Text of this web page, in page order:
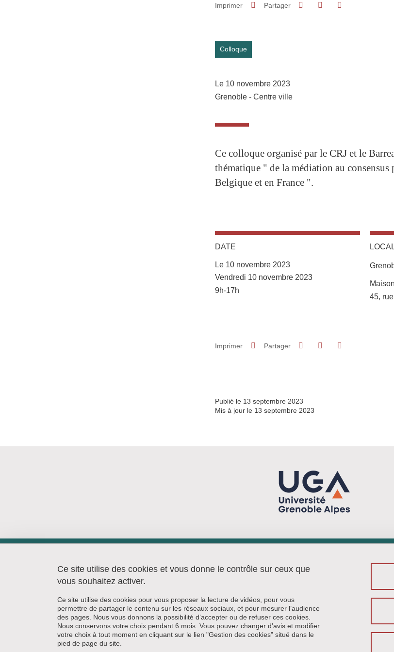
Imprimer Partager Partager sur Facebook
Partager sur LinkedIn
Colloque
Le 10 novembre 2023
Grenoble - Centre ville
Ce colloque organisé par le CRJ et le
thématique " de la médiation au consensus
Belgique et en France ".
DATE
Le 10 novembre 2023
Complément date
Vendredi 10 novembre 2023
9h-17h
45,
Imprimer Partager Partager sur Facebook
Partager sur LinkedIn
Publié le 13 septembre 2023
Mis à jour le 13 septembre 2023
(CRJ)
AILE B Faculté de droit
1133, rue des Résidences
Menu footer
Plan du site
Données personnelles
Politique des cookies
Gestion des cookies
Ce site utilise des cookies et vous donne le contrôle sur ceux que
vous souhaitez activer.
Ce site utilise des cookies pour vous proposer la lecture de vidéos, pour vous
permettre de partager le contenu sur les réseaux sociaux, et pour mesurer l’audience
des pages. Nous vous donnons la possibilité d’accepter ou de refuser ces cookies.
Nous conservons votre choix pendant 6 mois. Vous pouvez changer d’avis et modifier
votre choix à tout moment en cliquant sur le lien "Gestion des cookies" situé dans le
pied de page du site.